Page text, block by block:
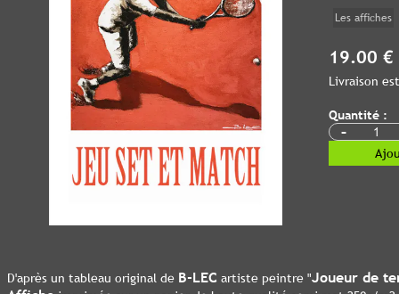
Les affiches
19.00 €
Livraison
Quantité :
-
D'après un tableau original de B-LEC artiste peintre "Joueur de